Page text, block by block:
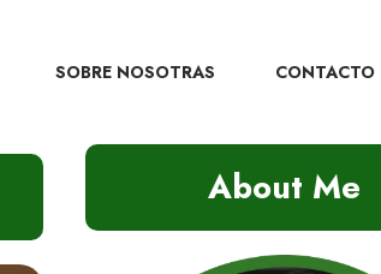
SOBRE NOSOTRAS CONTACTO
About Me